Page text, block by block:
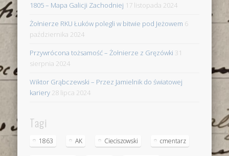
1805 – Mapa Galicji Zachodniej 17 listopada 2024
Żołnierze RKU Łuków polegli w bitwie pod Jeżowem 6
października 2024
Przywrócona tożsamość – Żołnierze z Gręzówki 31
sierpnia 2024
Wiktor Grąbczewski – Przez Jamielnik do światowej
kariery 28 lipca 2024
Tagi
1863 AK Cieciszowski cmentarz